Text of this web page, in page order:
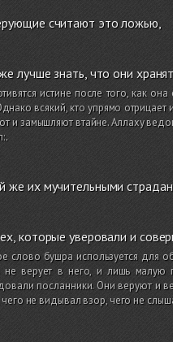
считают это ложью,
лучше знать, что они хранят
истине после того, как
всякий, кто упрямо
и замышляют втайне. Аллаху
.
же их мучительными
которые уверовали и
слово бушра используется для
верует в него, и лишь малую
посланники. Они веруют и
чего не видывал взор, чего не